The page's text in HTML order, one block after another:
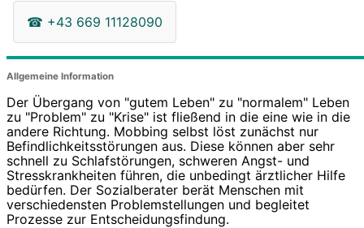
☎ +43 669 11128090
Allgemeine Information
Der Übergang von "gutem Leben" zu "normalem" Leben
zu "Problem" zu "Krise" ist fließend in die eine wie in die
andere Richtung. Mobbing selbst löst zunächst nur
Befindlichkeitsstörungen aus. Diese können aber sehr
schnell zu Schlafstörungen, schweren Angst- und
Stresskrankheiten führen, die unbedingt ärztlicher Hilfe
bedürfen. Der Sozialberater berät Menschen mit
verschiedensten Problemstellungen und begleitet
Prozesse zur Entscheidungsfindung.